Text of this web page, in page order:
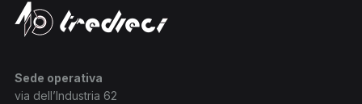
Sede operativa
via dell’Industria 62